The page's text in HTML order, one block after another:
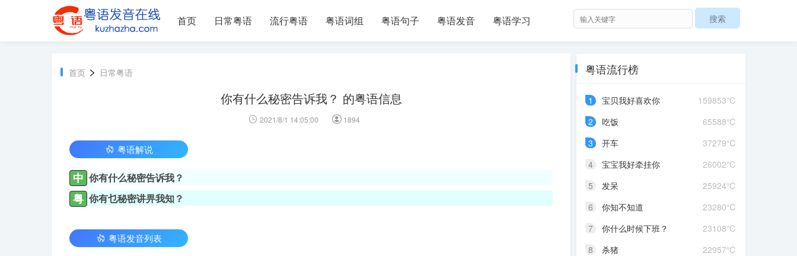
首页 日常粤语 流行粤语 粤语词组 粤语句子 粤语发音 粤语学习
首页 > 日常粤语
你有什么秘密告诉我？ 的粤语信息
2021/8/1 14:05:00 1894
粤语解说
中 你有什么秘密告诉我？
粤 你有乜秘密讲畀我知？
粤语发音列表
粤语流行榜
159853℃
1
宝贝我好喜欢你
65588℃
2
吃饭
37279℃
3
开车
26002℃
4
宝宝我好牵挂你
25924℃
5
发呆
23280℃
6
你知不知道
23108℃
7
你什么时候下班？
22957℃
8
杀猪